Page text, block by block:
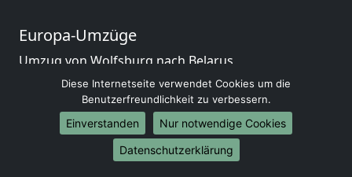
Europa-Umzüge
Umzug von Wolfsburg nach Belarus
Umzug von Wolfsburg nach Belgien
Umzug von Wolfsburg nach Bulgarien
Umzug von Wolfsburg nach Dänemark
Umzug von Wolfsburg nach England
Umzug von Wolfsburg nach Portugal
Diese Internetseite verwendet Cookies um die
Benutzerfreundlichkeit zu verbessern.
Einverstanden
Nur notwendige Cookies
Datenschutzerklärung